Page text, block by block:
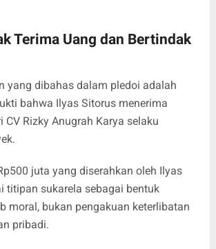
Terima Uang dan Bertindak
yang dibahas dalam pledoi adalah
bahwa Ilyas Sitorus menerima
CV Rizky Anugrah Karya selaku
juta yang diserahkan oleh Ilyas
titipan sukarela sebagai bentuk
moral, bukan pengakuan keterlibatan
pribadi.